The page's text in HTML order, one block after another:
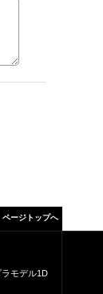
ページトップへ
モデル1D